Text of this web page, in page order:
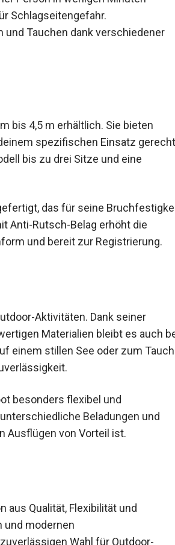
Person in wenigen Minuten
Schlagseitengefahr.
und Tauchen dank verschiedener
bis 4,5 m erhältlich. Sie bieten
spezifischen Einsatz gerecht
bis zu drei Sitze und eine
das für seine Bruchfestigkeit
Anti-Rutsch-Belag erhöht die
Aktivitäten. Dank seiner
Materialien bleibt es auch bei
einem stillen See oder zum
Zuverlässigkeit.
besonders flexibel und
Beladungen und
Ausflügen von Vorteil ist.
Qualität, Flexibilität und
und modernen